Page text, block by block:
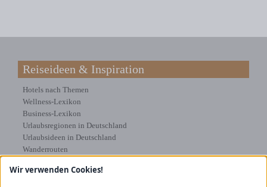
Reiseideen & Inspiration
Hotels nach Themen
Wellness-Lexikon
Business-Lexikon
Urlaubsregionen in Deutschland
Urlaubsideen in Deutschland
Wanderrouten
Kooperation & Zusammenarbeit
Wir verwenden Cookies!